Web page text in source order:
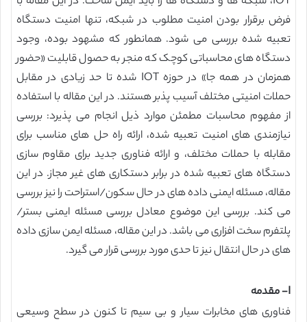
فرض برقرار بودن امنیت مطلوب در شبکه، تنها امنیت دستگاه
تعبیه شده بررسی می شود. همانطور که مشهود بوده، وجود
دستگاه های محاسباتی کوچک که منجر به حصول قابلیت «حضور
همزمان در همه جا» در حوزه IOT شده تا حد زیادی در مقابل
حملات امنیتی مختلف آسیب پذبر هستند. در این مقاله با استفاده
از مفهوم محاسبات مطمئن موارد ذیل انجام می پذیرد: بررسی
نیازمندی های امنیت تعبیه شده، ارائه راه حل های مناسب برای
مقابله با حملات مختلف، و ارائه فناوری جدید برای مقاوم سازی
دستگاه های تعبیه شده در برابر دستکاری های غیر مجاز. در این
مقاله، مسئله ایمنی داده های در حال سکون/استراحت را نیز بررسی
می کند. بررسی این موضوع معادل بررسی مسئله ایمنی بستر/
پلتفرم سخت افزاری می باشد. در این مقاله، مسئله ایمن سازی داده
های در حال انتقال نیز تا حدی مورد بررسی قرار می گیرد.
I- مقدمه
فناوری های مخابرات سیار و بی سیم تا کنون در سطح وسیعی